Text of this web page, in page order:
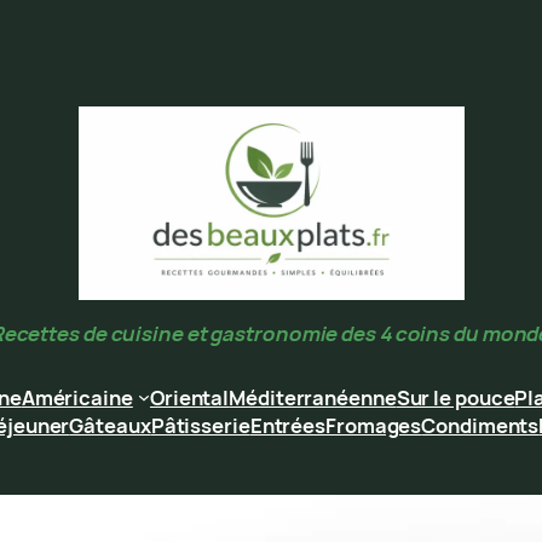
de cuisine et gastronomie des 4 coins du
Américaine OrientalMéditerranéenneSur le pouce
GâteauxPâtisserieEntréesFromagesCondiments